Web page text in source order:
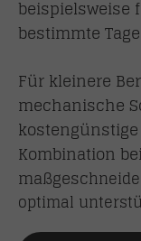
beispielsweise
bestimmte
Für kleinere
mechanische
Kombination
maßgesc
optimal